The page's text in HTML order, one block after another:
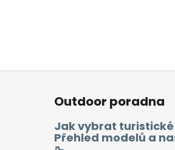
Outdoor poradna
Jak vybrat turistické
Přehled modelů a